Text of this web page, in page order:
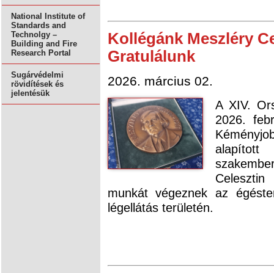
National Institute of
Standards and
Technolgy –
Building and Fire
Research Portal
Sugárvédelmi
rövidítések és
jelentésük
Kollégánk Meszléry
Gratulálunk
2026. március 02.
A XIV.
2026.
alapított
munkát végeznek az
légellátás területén.